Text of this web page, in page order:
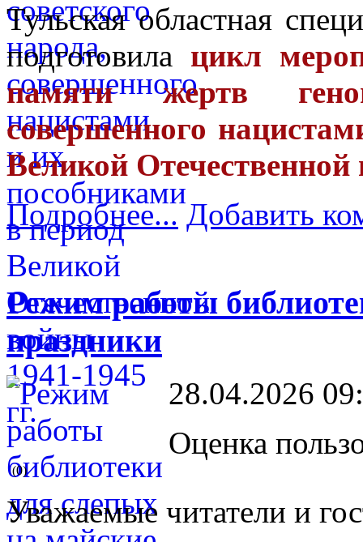
Тульская областная
подготовила цикл
памяти жертв
совершенного
Великой
Подробнее... Добавить
Режим работы
праздники
28.04.2026
Оценка
(0)
Уважаемые читатели и